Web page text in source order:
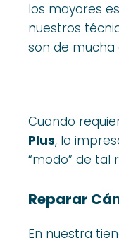
los mayores
nuestros
son de mucha
Cuando
Plus, lo
“modo” de tal
Reparar
En nuestra